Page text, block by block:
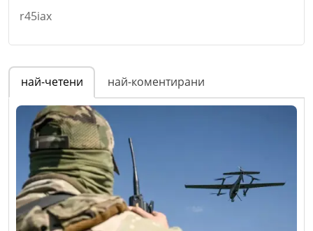
r45iax
Име*
Email
Коментар*
най-четени най-коментирани